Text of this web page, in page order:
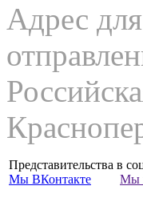
Адрес
Представительства в
Мы ВКонтакте Мы